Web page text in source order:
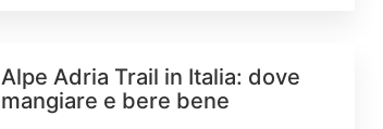
Alpe Adria Trail in Italia: dove
mangiare e bere bene